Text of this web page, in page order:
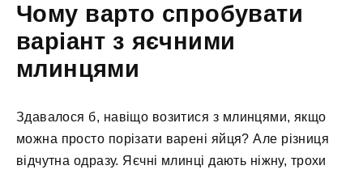
Чому варто спробувати
варіант з яєчними
млинцями
Здавалося б, навіщо возитися з млинцями, якщо
можна просто порізати варені яйця? Але різниця
відчутна одразу. Яєчні млинці дають ніжну, трохи